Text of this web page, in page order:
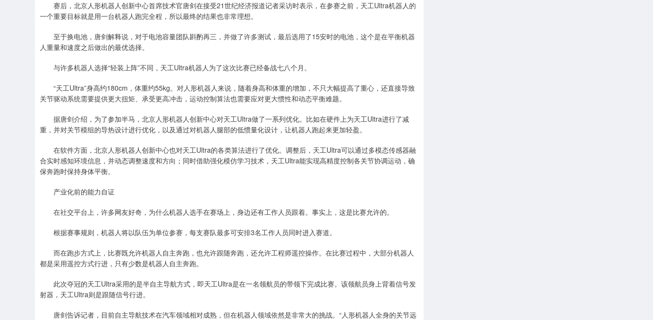
赛后，北京人形机器人创新中心首席技术官唐剑在接受21世纪经济报道记者采访时表示，在参赛之前，天工Ultra机器人的
一个重要目标就是用一台机器人跑完全程，所以最终的结果也非常理想。
至于换电池，唐剑解释说，对于电池容量团队斟酌再三，并做了许多测试，最后选用了15安时的电池，这个是在平衡机器
人重量和速度之后做出的最优选择。
与许多机器人选择“轻装上阵”不同，天工Ultra机器人为了这次比赛已经备战七八个月。
“天工Ultra”身高约180cm，体重约55kg。对人形机器人来说，随着身高和体重的增加，不只大幅提高了重心，还直接导致
关节驱动系统需要提供更大扭矩、承受更高冲击，运动控制算法也需要应对更大惯性和动态平衡难题。
据唐剑介绍，为了参加半马，北京人形机器人创新中心对天工Ultra做了一系列优化。比如在硬件上为天工Ultra进行了减
重，并对关节模组的导热设计进行优化，以及通过对机器人腿部的低惯量化设计，让机器人跑起来更加轻盈。
在软件方面，北京人形机器人创新中心也对天工Ultra的各类算法进行了优化。调整后，天工Ultra可以通过多模态传感器融
合实时感知环境信息，并动态调整速度和方向；同时借助强化模仿学习技术，天工Ultra能实现高精度控制各关节协调运动，确
保奔跑时保持身体平衡。
产业化前的能力自证
在社交平台上，许多网友好奇，为什么机器人选手在赛场上，身边还有工作人员跟着。事实上，这是比赛允许的。
根据赛事规则，机器人将以队伍为单位参赛，每支赛队最多可安排3名工作人员同时进入赛道。
而在跑步方式上，比赛既允许机器人自主奔跑，也允许跟随奔跑，还允许工程师遥控操作。在比赛过程中，大部分机器人
都是采用遥控方式行进，只有少数是机器人自主奔跑。
此次夺冠的天工Ultra采用的是半自主导航方式，即天工Ultra是在一名领航员的带领下完成比赛。该领航员身上背着信号发
射器，天工Ultra则是跟随信号行进。
唐剑告诉记者，目前自主导航技术在汽车领域相对成熟，但在机器人领域依然是非常大的挑战。“人形机器人全身的关节远